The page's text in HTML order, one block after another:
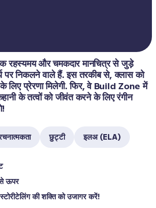
और चमकदार मानचित्र से जुड़े
पर निकलने वाले हैं. इस तरकीब से, क्लास को
के लिए प्रेरणा मिलेगी. फिर, वे Build Zone में
के तत्वों को जीवंत करने के लिए रंगीन
छुट्टी इलअ (ELA)
ऊपर
की शक्ति को उजागर करें!